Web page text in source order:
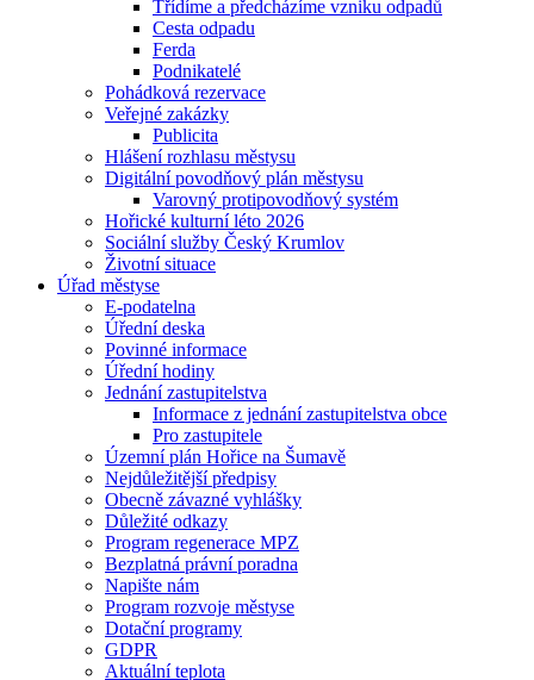
Třídíme a předcházíme vzniku odpadů
Cesta odpadu
Ferda
Podnikatelé
Pohádková rezervace
Veřejné zakázky
Publicita
Hlášení rozhlasu městysu
Digitální povodňový plán městysu
Varovný protipovodňový systém
Hořické kulturní léto 2026
Sociální služby Český Krumlov
Životní situace
Úřad městyse
E-podatelna
Úřední deska
Povinné informace
Úřední hodiny
Jednání zastupitelstva
Informace z jednání zastupitelstva obce
Pro zastupitele
Územní plán Hořice na Šumavě
Nejdůležitější předpisy
Obecně závazné vyhlášky
Důležité odkazy
Program regenerace MPZ
Bezplatná právní poradna
Napište nám
Program rozvoje městyse
Dotační programy
GDPR
Aktuální teplota